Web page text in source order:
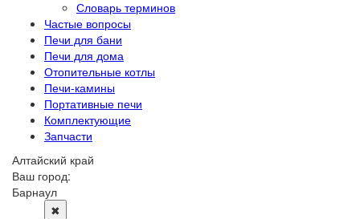
Словарь терминов
Частые вопросы
Печи для бани
Печи для дома
Отопительные котлы
Печи-камины
Портативные печи
Комплектующие
Запчасти
Алтайский край
Ваш город:
Барнаул
✖